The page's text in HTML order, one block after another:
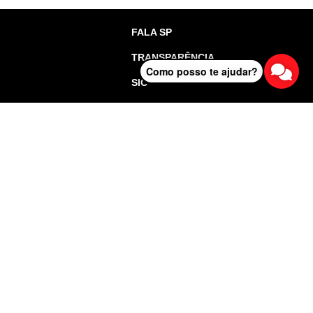
FALA SP
TRANSPARÊNCIA
SIC
Como posso te ajudar?